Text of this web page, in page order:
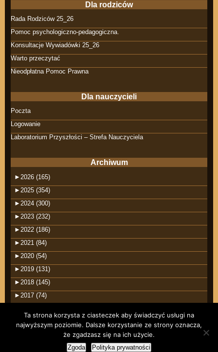
Dla rodziców
Rada Rodziców 25_26
Pomoc psychologiczno-pedagogiczna.
Konsultacje Wywiadówki 25_26
Warto przeczytać
Nieodpłatna Pomoc Prawna
Dla nauczycieli
Poczta
Logowanie
Laboratorium Przyszłości – Strefa Nauczyciela
Archiwum
► 2026 (165)
► 2025 (354)
► 2024 (300)
► 2023 (232)
► 2022 (186)
► 2021 (84)
► 2020 (54)
► 2019 (131)
► 2018 (145)
► 2017 (74)
©2026 raindrops
Ta strona korzysta z ciasteczek aby świadczyć usługi na
najwyższym poziomie. Dalsze korzystanie ze strony oznacza,
że zgadzasz się na ich użycie.
Zgoda Polityka prywatności